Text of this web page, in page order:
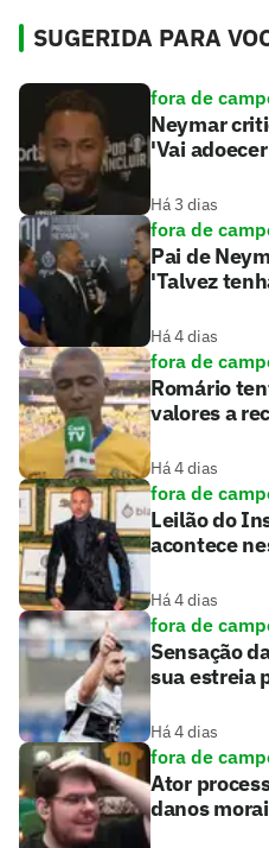
SUGERIDA PARA
fora de
Neymar
'Vai
Há 3 dias
fora de
Pai de
'Talvez
Há 4 dias
fora de
Romário
valores a
Há 4 dias
fora de
Leilão do
acontece
Há 4 dias
fora de
Sensação
sua estreia
Há 4 dias
fora de
Ator
danos